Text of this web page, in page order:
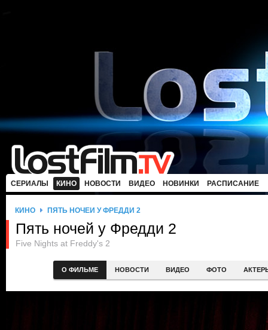
СЕРИАЛЫ КИНО НОВОСТИ ВИДЕО НОВИНКИ РАСПИСАНИЕ
КИНО ПЯТЬ НОЧЕЙ У ФРЕДДИ 2
Пять ночей у Фредди 2
Five Nights at Freddy's 2
О ФИЛЬМЕ НОВОСТИ ВИДЕО ФОТО